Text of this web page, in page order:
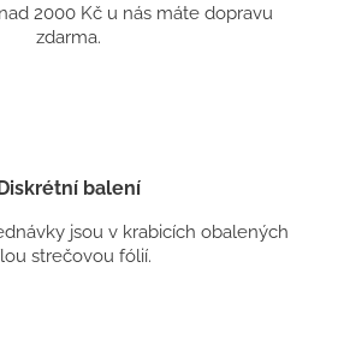
2000 Kč u nás máte dopravu
zdarma.
balení
jsou v krabicích obalených
strečovou fólií.